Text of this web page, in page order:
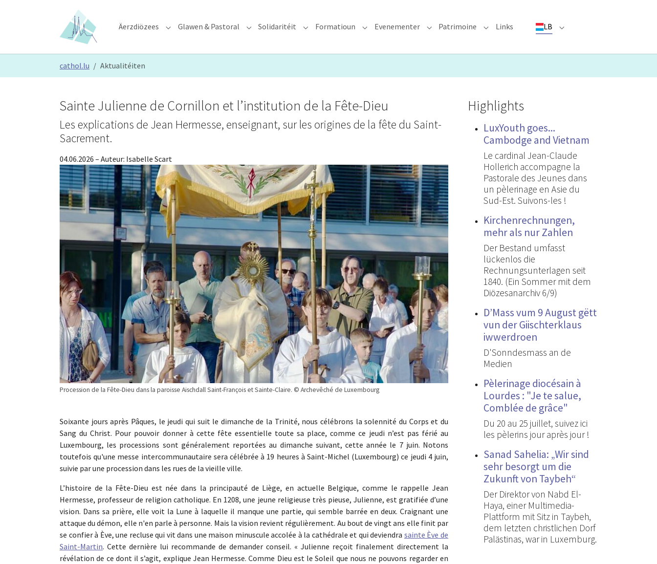
Äerzdiözees Submenu for "Äerzdiözees"
Glawen & Pastoral Submenu for "Glawen & Pastoral"
Solidaritéit Submenu for "Solidaritéit"
Formatioun Submenu for "Formatioun"
Evenementer Submenu for "Evenementer"
Patrimoine Submenu for "Patrimoine"
Links LB Submenu for "LB"
cathol.lu Aktualitéiten
Procession de la Fête-Dieu dans la paroisse Aischdall Saint-François et Sainte-Claire. © Archevêché de Luxembourg
Sainte Julienne de Cornillon et l’institution de la Fête-Dieu
Les explications de Jean Hermesse, enseignant, sur les origines de la fête du Saint-
Sacrement.
04.06.2026 – Auteur: Isabelle Scart
Soixante jours après Pâques, le jeudi qui suit le dimanche de la Trinité, nous célébrons la solennité du Corps et du
Sang du Christ. Pour pouvoir donner à cette fête essentielle toute sa place, comme ce jeudi n’est pas férié au
Luxembourg, les processions sont généralement reportées au dimanche suivant, cette année le 7 juin. Notons
toutefois qu'une messe intercommunautaire sera célébrée à 19 heures à Saint-Michel (Luxembourg) ce jeudi 4 juin,
suivie par une procession dans les rues de la vieille ville.
L’histoire de la Fête-Dieu est née dans la principauté de Liège, en actuelle Belgique, comme le rappelle Jean
Hermesse, professeur de religion catholique. En 1208, une jeune religieuse très pieuse, Julienne, est gratifiée d’une
vision. Dans sa prière, elle voit la Lune à laquelle il manque une partie, qui semble barrée en deux. Craignant une
attaque du démon, elle n'en parle à personne. Mais la vision revient régulièrement. Au bout de vingt ans elle finit par
se confier à Ève, une recluse qui vit dans une maison minuscule accolée à la cathédrale et qui deviendra sainte Ève de
Saint-Martin. Cette dernière lui recommande de demander conseil. « Julienne reçoit finalement directement la
révélation de ce dont il s’agit, explique Jean Hermesse. Comme Dieu est le Soleil que nous ne pouvons regarder en
Highlights
LuxYouth goes...
Cambodge and Vietnam
Le cardinal Jean-Claude
Hollerich accompagne la
Pastorale des Jeunes dans
un pèlerinage en Asie du
Sud-Est. Suivons-les !
Kirchenrechnungen,
mehr als nur Zahlen
Der Bestand umfasst
lückenlos die
Rechnungsunterlagen seit
1840. (Ein Sommer mit dem
Diözesanarchiv 6/9)
D’Mass vum 9 August gëtt
vun der Giischterklaus
iwwerdroen
D'Sonndesmass an de
Medien
Pèlerinage diocésain à
Lourdes : "Je te salue,
Comblée de grâce"
Du 20 au 25 juillet, suivez ici
les pèlerins jour après jour !
Sanad Sahelia: „Wir sind
sehr besorgt um die
Zukunft von Taybeh“
Der Direktor von Nabd El-
Haya, einer Multimedia-
Plattform mit Sitz in Taybeh,
dem letzten christlichen Dorf
Palästinas, war in Luxemburg.